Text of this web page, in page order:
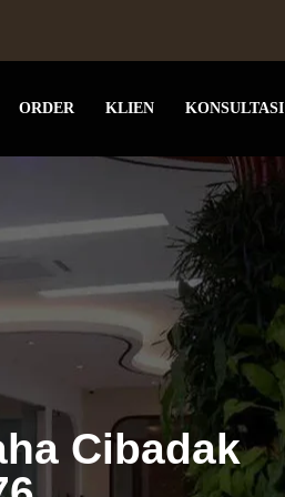
ORDER KLIEN KONSULTASI
Cibadak